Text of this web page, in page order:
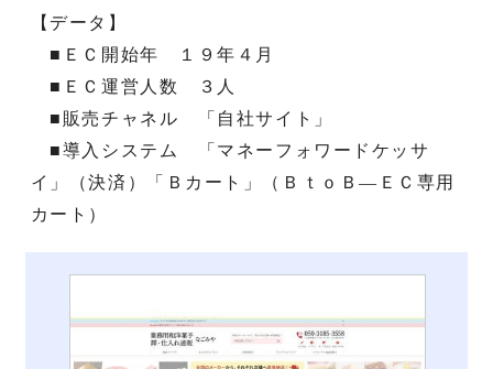
【データ】
■ＥＣ開始年 １９年４月
■ＥＣ運営人数 ３人
■販売チャネル 「自社サイト」
■導入システム 「マネーフォワードケッサ
イ」（決済）「Ｂカート」（ＢｔｏＢ―ＥＣ専用
カート）